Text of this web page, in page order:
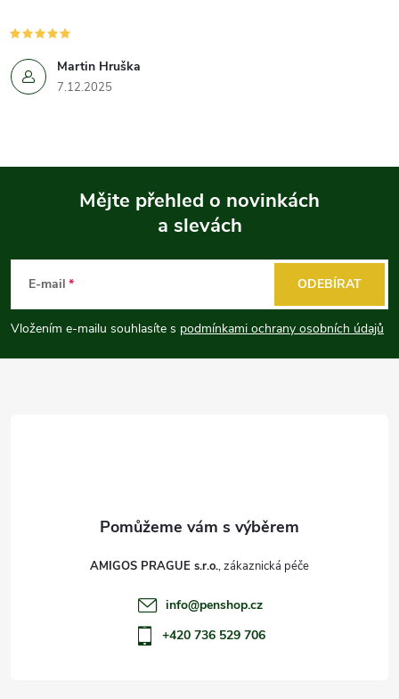
Martin Hruška
7.12.2025
p
a
Mějte přehled o novinkách
a slevách
E-mail
Vložením e-mailu souhlasíte s podmínkami ochrany osobních údajů
ODEBÍRAT
AMIGOS PRAGUE s.r.o.
info@penshop.cz
+420 736 529 706